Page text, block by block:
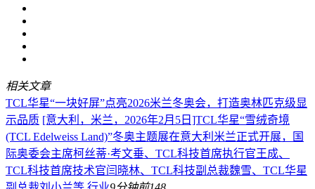
相关文章
TCL华星“一块好屏”点亮2026米兰冬奥会，打造奥林匹克级显
示品质 [意大利，米兰，2026年2月5日]TCL华星“雪绒奇境
(TCL Edelweiss Land)”冬奥主题展在意大利米兰正式开展，国
际奥委会主席柯丝蒂·考文垂、TCL科技首席执行官王成、
TCL科技首席技术官闫晓林、TCL科技副总裁魏雪、TCL华星